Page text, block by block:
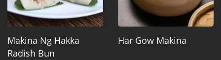
Makina Ng Hakka
Radish Bun
Har Gow Makina